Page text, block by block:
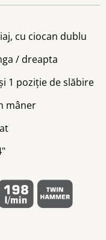
cu ciocan dublu
/ dreapta
1 poziție de slăbire
mâner